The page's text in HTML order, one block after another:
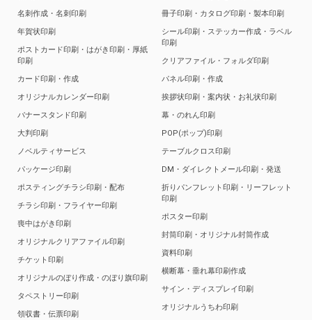
名刺作成・名刺印刷
年賀状印刷
ポストカード印刷・はがき印刷・厚紙
印刷
カード印刷・作成
オリジナルカレンダー印刷
バナースタンド印刷
大判印刷
ノベルティサービス
パッケージ印刷
ポスティングチラシ印刷・配布
チラシ印刷・フライヤー印刷
喪中はがき印刷
オリジナルクリアファイル印刷
チケット印刷
オリジナルのぼり作成・のぼり旗印刷
タペストリー印刷
領収書・伝票印刷
冊子印刷・カタログ印刷・製本印刷
シール印刷・ステッカー作成・ラベル
印刷
クリアファイル・フォルダ印刷
パネル印刷・作成
挨拶状印刷・案内状・お礼状印刷
幕・のれん印刷
POP(ポップ)印刷
テーブルクロス印刷
DM・ダイレクトメール印刷・発送
折りパンフレット印刷・リーフレット
印刷
ポスター印刷
封筒印刷・オリジナル封筒作成
資料印刷
横断幕・垂れ幕印刷作成
サイン・ディスプレイ印刷
オリジナルうちわ印刷